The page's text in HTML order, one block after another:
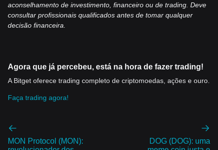
aconselhamento de investimento, financeiro ou de trading. Deve
consultar profissionais qualificados antes de tomar qualquer
decisão financeira.
Agora que já percebeu, está na hora de fazer trading!
A Bitget oferece trading completo de criptomoedas, ações e ouro.
Faça trading agora!
MON Protocol (MON):
DOG (DOG): uma